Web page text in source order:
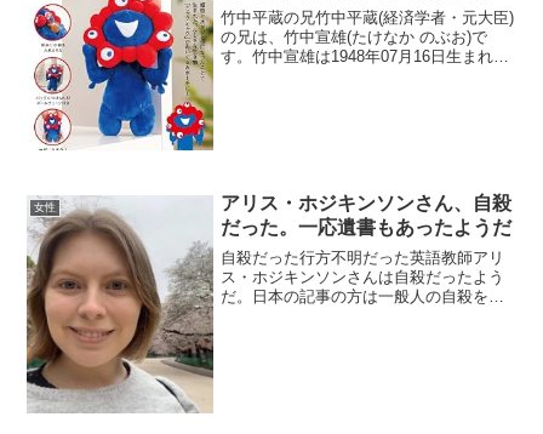
あるのではないかという疑惑が拡
散されましたが、現時点で竹中兄
弟の関与を示す確たる証拠は確認
竹中平蔵の兄竹中平蔵(経済学者・元大臣)
の兄は、竹中宣雄(たけなか のぶお)で
す。竹中宣雄は1948年07月16日生まれの
女性
アリス・ホジキンソンさん、自殺
だった。一応遺書もあったようだ
自殺だった行方不明だった英語教師アリ
ス・ホジキンソンさんは自殺だったよう
だ。日本の記事の方は一般人の自殺を特